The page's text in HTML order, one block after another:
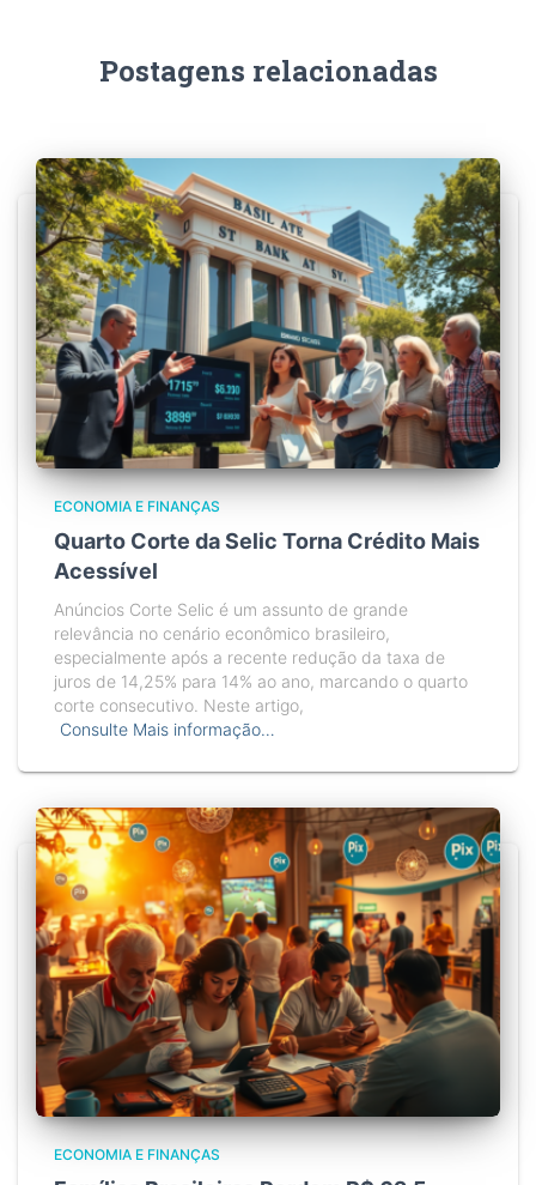
Postagens relacionadas
ECONOMIA E FINANÇAS
Quarto Corte da Selic Torna Crédito Mais
Acessível
Anúncios Corte Selic é um assunto de grande
relevância no cenário econômico brasileiro,
especialmente após a recente redução da taxa de
juros de 14,25% para 14% ao ano, marcando o quarto
corte consecutivo. Neste artigo,
Consulte Mais informação…
ECONOMIA E FINANÇAS